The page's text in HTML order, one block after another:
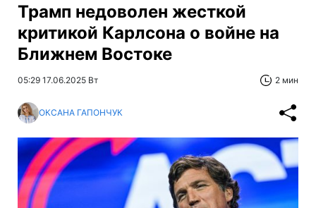
Трамп недоволен жесткой
критикой Карлсона о войне на
Ближнем Востоке
05:29 17.06.2025 Вт 2 мин
ОКСАНА ГАПОНЧУК